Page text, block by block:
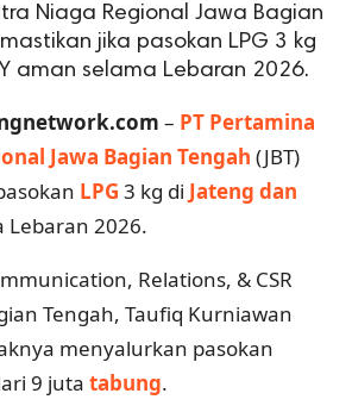
Niaga Regional Jawa Bagian
jika pasokan LPG 3 kg
aman selama Lebaran 2026.
– PT Pertamina
Jawa Bagian Tengah (JBT)
LPG 3 kg di Jateng dan
Lebaran 2026.
Relations, & CSR
Tengah, Taufiq Kurniawan
menyalurkan pasokan
9 juta tabung.